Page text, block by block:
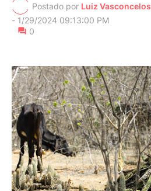
Postado por Luiz Vasconcelos
- 1/29/2024 09:13:00 PM
0